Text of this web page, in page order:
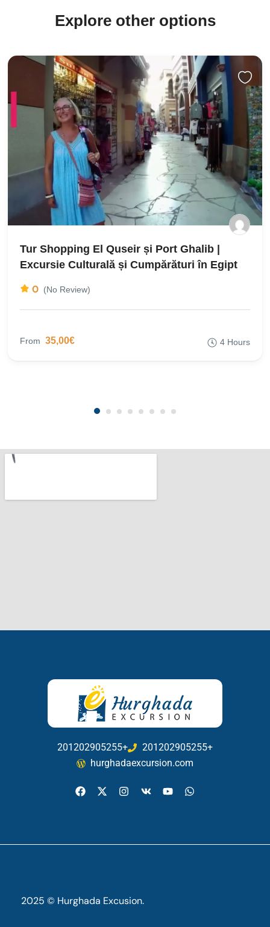
Explore other options
Tur Shopping El Quseir și Port Ghalib |
Excursie Culturală și Cumpărături în Egipt
0 (No Review)
From 35,00€ 4 Hours
201202905255+
201202905255+
hurghadaexcursion.com
2025 © Hurghada Excusion.